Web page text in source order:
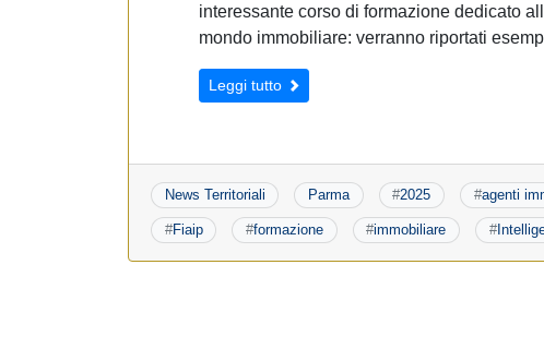
interessante corso di formazione dedicato
mondo immobiliare: verranno riportati
Leggi tutto
News Territoriali Parma #2025 #agenti
#Fiaip #formazione #immobiliare #